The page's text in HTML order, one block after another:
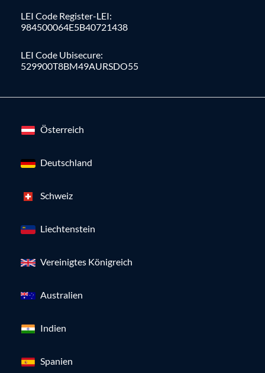
LEI Code Register-LEI:
984500064E5B40721438
LEI Code Ubisecure:
529900T8BM49AURSDO55
Österreich
Deutschland
Schweiz
Liechtenstein
Vereinigtes Königreich
Australien
Indien
Spanien